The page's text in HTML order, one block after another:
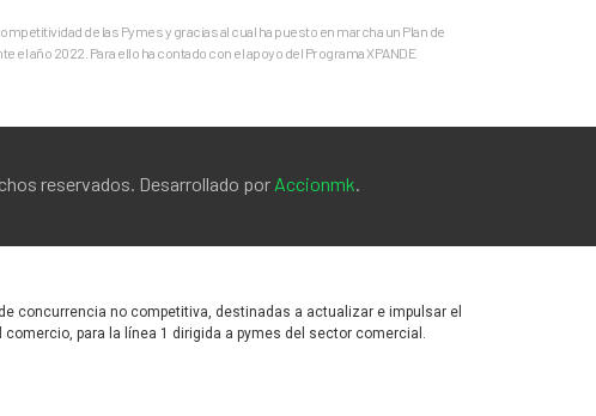
de las Pymes y gracias al cual ha puesto en marcha un Plan de
año 2022. Para ello ha contado con el apoyo del Programa XPANDE
reservados. Desarrollado por Accionmk
concurrencia no competitiva, destinadas a actualizar e impulsar el
para la línea 1 dirigida a pymes del sector comercial.